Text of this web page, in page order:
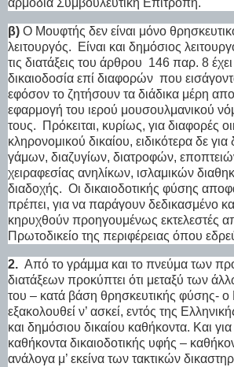
αρμόδια Συμβουλευτική Επιτροπή.
β) Ο Μουφτής δεν είναι μόνο
λειτουργός.
Είναι και δημόσιος
τις διατάξεις του άρθρου 146 παρ. 8
δικαιοδοσία επί διαφορών που
εφόσον το ζητήσουν τα διάδικα μέρη
εφαρμογή του ιερού μουσουλμανικού
τους.
Πρόκειται, κυρίως, για διαφορές
κληρονομικού δικαίου, ειδικότερα δε για
γάμων, διαζυγίων, διατροφών,
χειραφεσίας ανηλίκων, ισλαμικών
διαδοχής. Οι δικαιοδοτικής φύσης
πρέπει, για να παράγουν δεδικασμένο
κηρυχθούν προηγουμένως εκτελεστές
Πρωτοδικείο της περιφέρειας όπου
2. Από το γράμμα και το πνεύμα των
διατάξεων προκύπτει ότι μεταξύ των
του – κατά βάση θρησκευτικής φύσης-
εξακολουθεί ν’ ασκεί, εντός της
και δημόσιου δικαίου καθήκοντα. Και για
καθήκοντα δικαιοδοτικής υφής –
ανάλογα μ’ εκείνα των τακτικών